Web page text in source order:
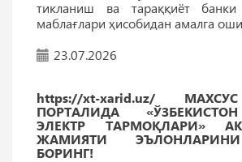
тикланиш ва тараққиёт
маблағлари ҳисобидан амалга
23.07.2026
https://xt-xarid.uz/
ПОРТАЛИДА
ЭЛЕКТР ТАРМОҚЛАРИ»
ЖАМИЯТИ
БОРИНГ!